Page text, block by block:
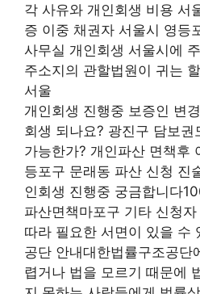
각 사유와 개인회생 비용 서
증 이중 채권자 서울시 영등
사무실 개인회생 서울시에
주소지의 관할법원이 귀는
서울
개인회생 진행중 보증인 변
회생 되나요? 광진구 담보권
가능한가? 개인파산 면책후
등포구 문래동 파산 신청 진
인회생 진행중 궁금합니다
파산면책마포구 기타 신청
따라 필요한 서면이 있을 수
공단 안내대한법률구조공단
렵거나 법을 모르기 때문에